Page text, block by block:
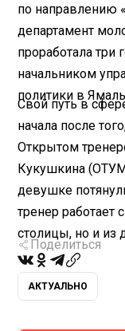
по направлению
департамент
проработала три
начальником
политики в
Свой путь в
начала после
Открытом
Кукушкина
девушке
тренер работает
столицы, но и из
Поделиться
АКТУАЛЬНО